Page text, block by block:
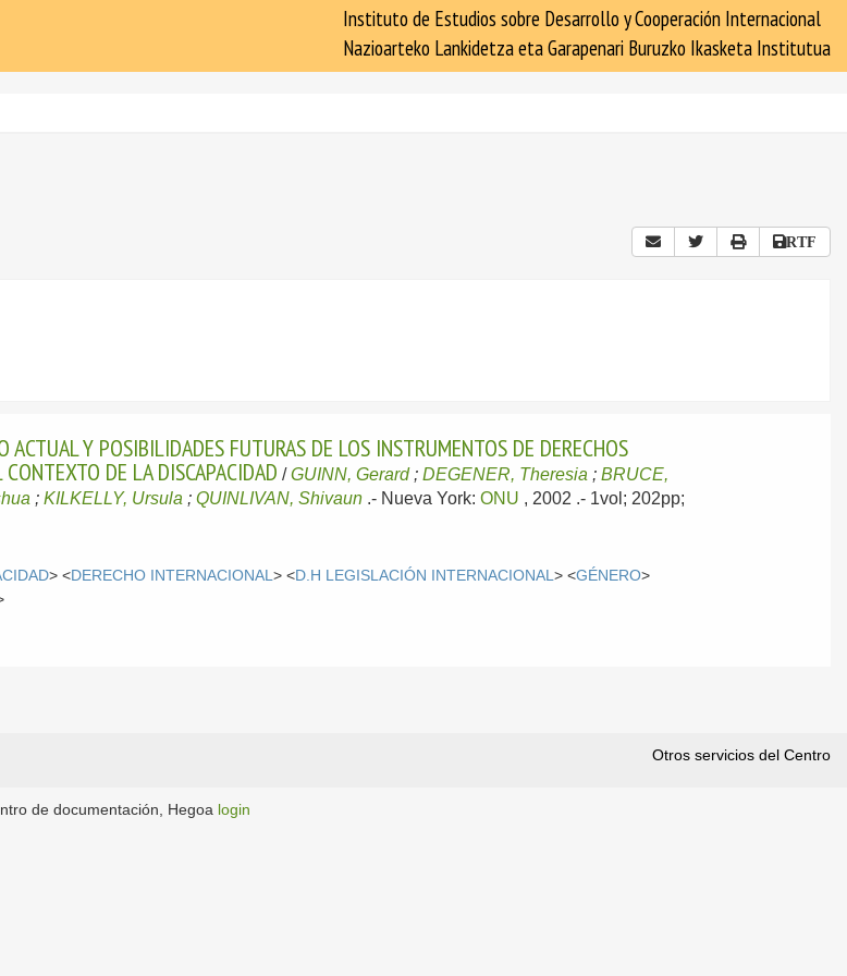
Instituto de Estudios sobre Desarrollo y Cooperación Internacional
Nazioarteko Lankidetza eta Garapenari Buruzko Ikasketa Institutua
RTF
ACTUAL Y POSIBILIDADES FUTURAS DE LOS INSTRUMENTOS DE DERECHOS
DE LA DISCAPACIDAD /GUINN, Gerard;DEGENER, Theresia ;BRUCE,
;KILKELLY, Ursula ;QUINLIVAN, Shivaun .- Nueva York:ONU , 2002 .- 1vol; 202pp;
> <DERECHO INTERNACIONAL> <D.H LEGISLACIÓN INTERNACIONAL> <GÉNERO>
Otros servicios del Centro
de documentación, Hegoa login